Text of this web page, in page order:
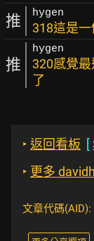
推 hygen
318這是
推
hygen
320感覺
了
‣ 返回看板 [
‣ 更多
文章代碼(AID):